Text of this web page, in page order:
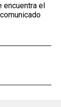
encuentra el